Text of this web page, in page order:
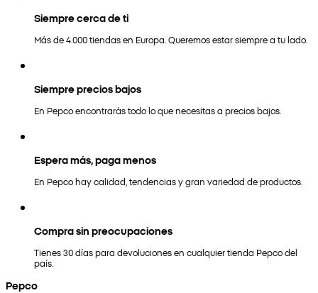
Siempre cerca de ti
Más de 4.000 tiendas en Europa. Queremos estar siempre a tu lado.
Siempre precios bajos
En Pepco encontrarás todo lo que necesitas a precios bajos.
Espera más, paga menos
En Pepco hay calidad, tendencias y gran variedad de productos.
Compra sin preocupaciones
Tienes 30 días para devoluciones en cualquier tienda Pepco del
país.
Pepco